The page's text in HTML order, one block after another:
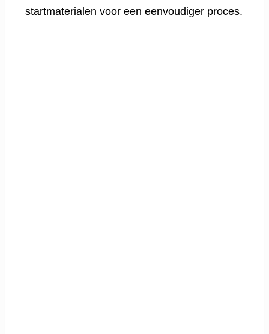
startmaterialen voor een eenvoudiger proces.